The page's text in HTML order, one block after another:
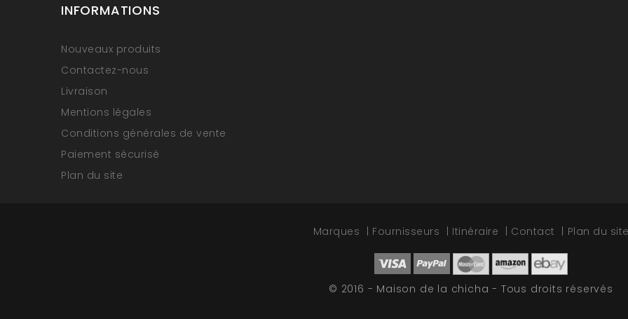
INFORMATIONS
Nouveaux produits
Contactez-nous
Livraison
Mentions légales
Conditions générales de vente
Paiement sécurisé
Plan du site
Marques Fournisseurs Itinéraire Contact Plan du
© 2016 - Maison de la chicha - Tous droits réservés